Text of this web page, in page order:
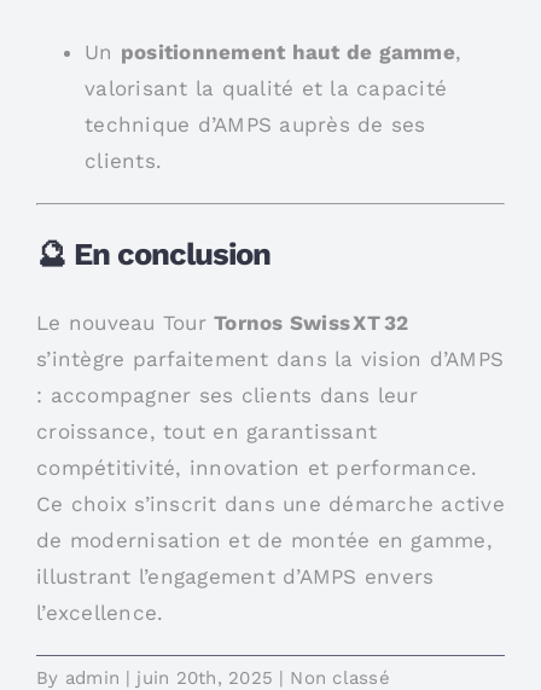
Un positionnement haut de gamme,
valorisant la qualité et la capacité
technique d’AMPS auprès de ses
clients.
🔮 En conclusion
Le nouveau TourTornos Swiss XT 32
s’intègre parfaitement dans la vision d’AMPS
: accompagner ses clients dans leur
croissance, tout en garantissant
compétitivité, innovation et performance.
Ce choix s’inscrit dans une démarche active
de modernisation et de montée en gamme,
illustrant l’engagement d’AMPS envers
l’excellence.
By admin | juin 20th, 2025 | Non classé